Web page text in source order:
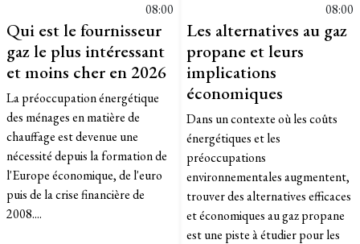
08:00
Qui est le fournisseur
gaz le plus intéressant
et moins cher en 2026
La préoccupation énergétique
des ménages en matière de
chauffage est devenue une
nécessité depuis la formation de
l'Europe économique, de l'euro
puis de la crise financière de
2008....
08:00
Les alternatives au gaz
propane et leurs
implications
économiques
Dans un contexte où les coûts
énergétiques et les
préoccupations
environnementales augmentent,
trouver des alternatives efficaces
et économiques au gaz propane
est une piste à étudier pour les